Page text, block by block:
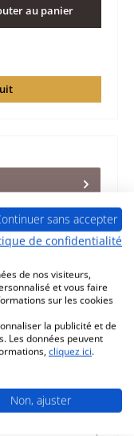
au panier
pour le
Wamsler Linz
sans accepter
de confidentialité
de nos visiteurs,
et vous faire
sur les cookies
la publicité et de
Les données peuvent
cliquez ici.
Non, ajuster